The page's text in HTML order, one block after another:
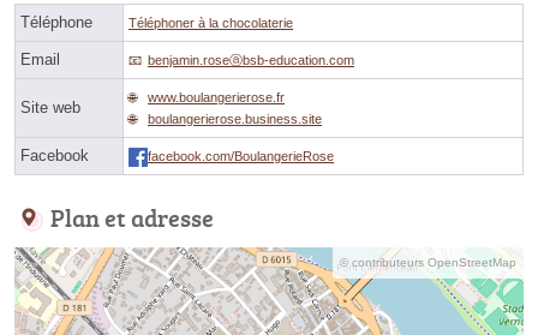
Téléphone Téléphoner à la chocolaterie
Email benjamin.roseⓐbsb-education.com
Site web
www.boulangerierose.fr
boulangerierose.business.site
Facebook facebook.com/BoulangerieRose
Plan et adresse
© contributeurs OpenStreetMap